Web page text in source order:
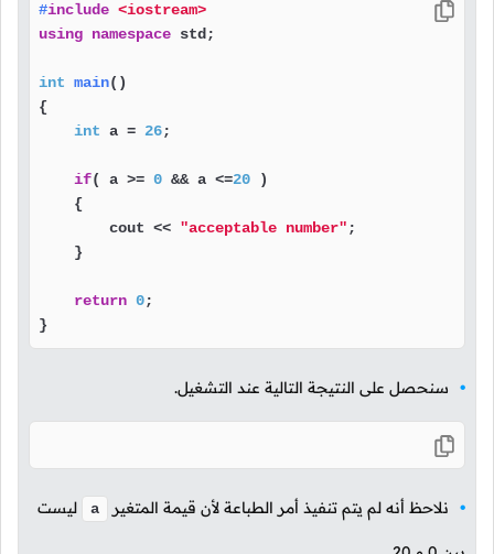
#include <iostream>
using namespace std;
int main()
{
int a = 26;
if( a >= 0 && a <=20 )
    {
        cout <<
"acceptable number" ;
    }
return 0;
}
سنحصل على النتيجة التالية عند التشغيل.
نلاحظ أنه لم يتم تنفيذ أمر الطباعة لأن قيمة المتغير a ليست